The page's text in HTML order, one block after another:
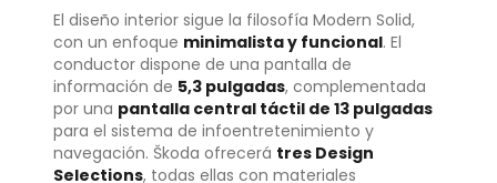
El diseño interior sigue la filosofía Modern Solid,
con un enfoque minimalista y funcional. El
conductor dispone de una pantalla de
información de 5,3 pulgadas, complementada
por una pantalla central táctil de 13 pulgadas
para el sistema de infoentretenimiento y
navegación. Škoda ofrecerá tres Design
Selections, todas ellas con materiales